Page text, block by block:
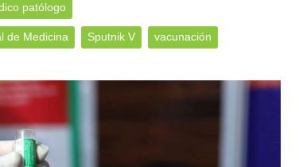
patólogo
de Medicina Sputnik V vacunación